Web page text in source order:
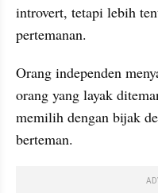
introvert, tetapi lebih
pertemanan.
Orang independen
orang yang layak
memilih dengan bijak
berteman.